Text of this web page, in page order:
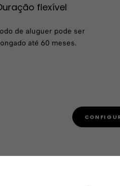
flexível
de aluguer pode ser
até 60 meses.